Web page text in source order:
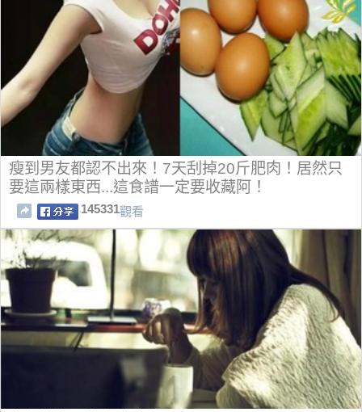
瘦到男友都認不出來！7天刮掉20斤肥肉！居然只
要這兩樣東西...這食譜一定要收藏阿！
145331觀看